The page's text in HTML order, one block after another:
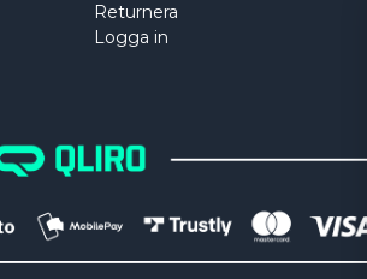
Returnera
Logga in